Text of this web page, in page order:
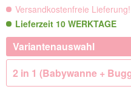
Versandkostenfreie Lieferung!
Lieferzeit 10 WERKTAGE
Variantenauswahl
2 in 1 (Babywanne +